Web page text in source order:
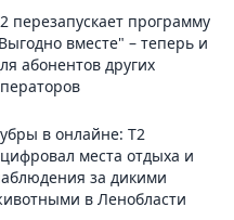
перезапускает программу
вместе" – теперь и
абонентов других
в онлайне: Т2
места отдыха и
за дикими
в Ленобласти